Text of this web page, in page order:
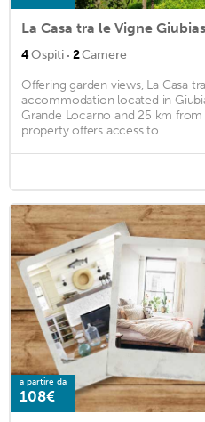
La Casa tra le Vigne
4Ospiti · 2Camere
Offering garden views, La Casa
accommodation located in
Grande Locarno and 25 km
property offers access to ...
a partire da
108€